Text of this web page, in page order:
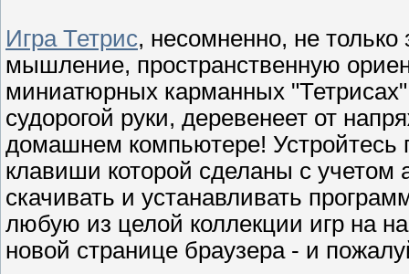
Игра Тетрис, несомненно, не
мышление, пространственную
миниатюрных карманных
судорогой руки, деревенеет от
домашнем компьютере! Устройтесь
клавиши которой сделаны с учетом
скачивать и устанавливать
любую из целой коллекции игр на
новой странице браузера - и